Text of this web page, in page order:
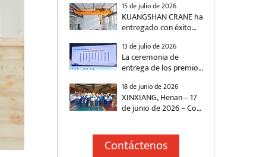
doble viga de 500
toneladas con control
antivibración para la
construcción de
ferrocarriles de alta
velocidad.
15 de julio de 2026
KUANGSHAN CRANE ha
entregado con éxito
automatizadas para un
proyecto energético
nacional, diseñadas
específicamente para
satisfacer las
necesidades de
manipulación de
industria energética.
Las grúas se utilizan
13 de julio de 2026
La ceremonia de
entrega de los premios
Responsable de Henan”
y “Emprendedor
Destacado en
de Henan” de 2025,
organizada
conjuntamente por el
18 de junio de 2026
XINXIANG, Henan – 17
de junio de 2026 – Con
KUANGSHAN CRANE
(Henan Mine Crane Co.,
Contáctenos